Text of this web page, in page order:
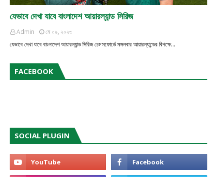
যেভাবে দেখা যাবে বাংলাদেশ আয়ারল্যান্ড সিরিজ
Admin
মে ০৯, ২০২৩
যেভাবে দেখা যাবে বাংলাদেশ আয়ারল্যান্ড সিরিজ চেমসফোর্ডে মঙ্গলবার আয়ার‌ল্যান্ডের বিপক্ষে…
FACEBOOK
SOCIAL PLUGIN